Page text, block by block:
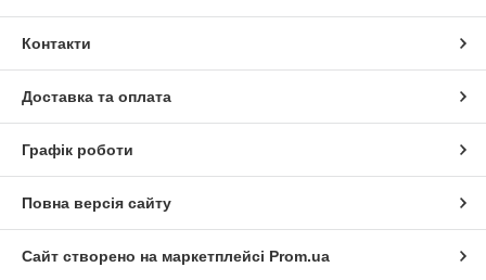
Контакти
Доставка та оплата
Графік роботи
Повна версія сайту
Сайт створено на маркетплейсі Prom.ua